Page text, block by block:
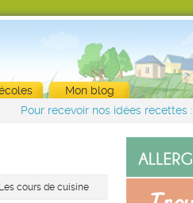
Mon blog
Pour recevoir nos idées recettes :
Les cours de cuisine